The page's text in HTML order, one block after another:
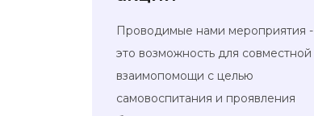
Проводимые нами мероприятия -
это возможность для совместной
взаимопомощи с целью
самовоспитания и проявления